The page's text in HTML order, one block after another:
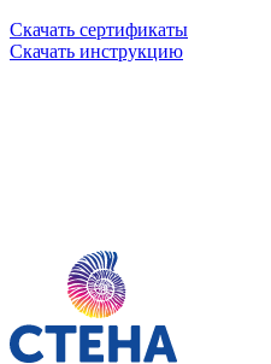
Скачать сертификаты
Скачать инструкцию